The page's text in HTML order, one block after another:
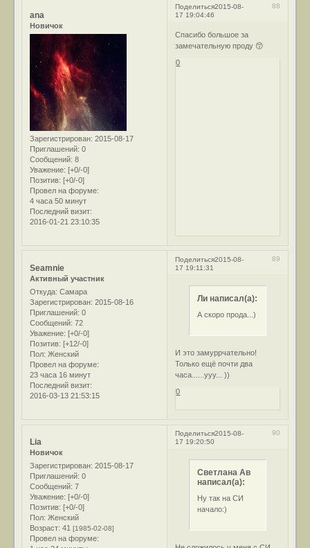
Поделиться 88
2015-08-
17 19:04:46
ana
Новичок
Зарегистрирован: 2015-08-17
Приглашений: 0
Сообщений: 8
Уважение: [+0/-0]
Позитив: [+0/-0]
Провел на форуме:
4 часа 50 минут
Последний визит:
2016-01-21 23:10:35
Спасибо большое за
замечательную проду 😙
0
Поделиться 89
2015-08-
17 19:11:31
Seamnie
Активный участник
Откуда: Самара
Зарегистрирован: 2015-08-16
Приглашений: 0
Сообщений: 72
Уважение: [+0/-0]
Позитив: [+12/-0]
Пол: Женский
Провел на форуме:
23 часа 16 минут
Последний визит:
2016-03-13 21:53:15
Ли написал(а):
А скоро прода...)
И это замуррчательно!
Только ещё почти два
часа......ууу... ))
0
Поделиться 90
2015-08-
17 19:20:50
Lia
Новичок
Зарегистрирован: 2015-08-17
Приглашений: 0
Сообщений: 7
Уважение: [+0/-0]
Позитив: [+0/-0]
Пол: Женский
Возраст: 41[1985-02-08]
Провел на форуме:
Светлана Ав
написал(а):
Ну так на СИ
начало:)